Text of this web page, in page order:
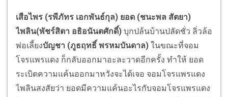
เสือไพร (รพีภัทร เอกพันธ์กุล) ยอด (ชนะพล สัตยา)
ไพลิน(พัชร์สิตา อธิอนันตศักดิ์) บุกปล้นบ้านปลัดชั่ว ลิ่วล้อ
พ่อเลี้ยงบัญชา (ภูธฤทธิ์ พรหมบันดาล) ในขณะที่จอม
โจรแพรแดง ก็กลับออกมาอะละวาดอีกครั้ง ทำให้ ยอด
ระเบิดความแค้นออกมาหวังจะได้เจอ จอมโจรแพรแดง
ไพลินสงสัยว่า ยอดมีความแค้นอะไรกับจอมโจรแพรแดง